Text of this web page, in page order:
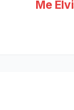
Me